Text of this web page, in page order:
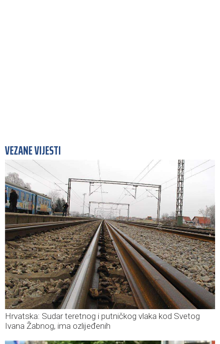
VEZANE VIJESTI
Hrvatska: Sudar teretnog i putničkog vlaka kod Svetog
Ivana Žabnog, ima ozlijeđenih